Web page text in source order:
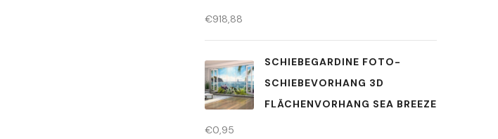
€918,88
SCHIEBEGARDINE FOTO-
SCHIEBEVORHANG 3D
FLÄCHENVORHANG SEA BREEZE
€0,95